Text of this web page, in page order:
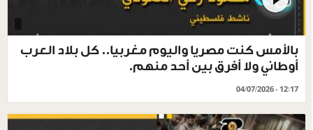
بالأمس كنت مصريا واليوم مغربيا.. كل بلاد العرب
أوطاني ولا أفرق بين أحد منهم.
04/07/2026 - 12:17